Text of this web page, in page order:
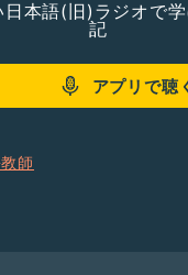
本語(旧)ラジオで
記
アプリで聴
師